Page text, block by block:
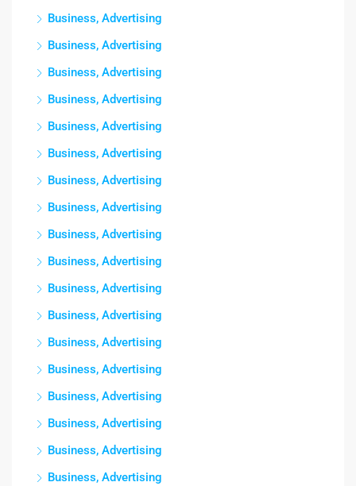
Business, Advertising
Business, Advertising
Business, Advertising
Business, Advertising
Business, Advertising
Business, Advertising
Business, Advertising
Business, Advertising
Business, Advertising
Business, Advertising
Business, Advertising
Business, Advertising
Business, Advertising
Business, Advertising
Business, Advertising
Business, Advertising
Business, Advertising
Business, Advertising